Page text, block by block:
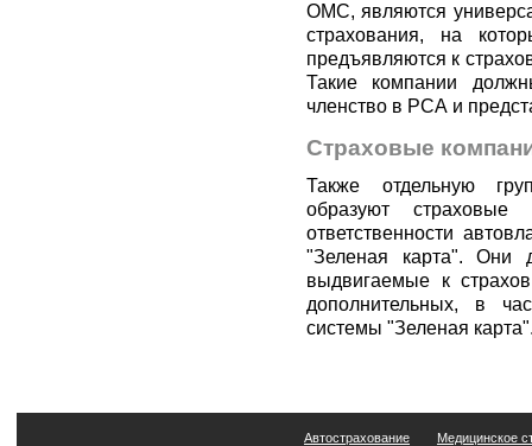
ОМС, являются
страхования, на
предъявляются к
Такие компании
членство в РСА и
Страховые
Также отдельную
образуют страховые
ответственности
"Зеленая карта". Они
выдвигаемые к
дополнительных, в
системы "Зеленая
Автострахование Медицинское